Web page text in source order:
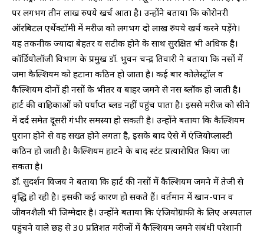
पर लगभग तीन लाख रुपये खर्च आता है। उन्होंने बताया कि कोरोनरी
ऑरबिटल एर्थेक्टॉमी में मरीज को लगभग दो लाख रुपये खर्च करने पड़ेंगे।
यह तकनीक ज्यादा बेहतर व सटीक होने के साथ सुरक्षित भी अधिक है।
कॉर्डियोलॉजी विभाग के प्रमुख डॉ. भुवन चन्द्र तिवारी ने बताया कि नसों में
जमा कैल्शियम को हटाना कठिन हो जाता है। कई बार कोलेस्ट्रॉल व
कैल्शियम दोनों ही नसों के भीतर व बाहर जमने से नस ब्लॉक हो जाती है।
हार्ट की वाहिकाओं को पर्याप्त ब्लड नहीं पहुंच पाता है। इससे मरीज को सीने
में दर्द समेत दूसरी गंभीर समस्या हो सकती है। उन्होंने बताया कि कैल्शियम
पुराना होने से वह सख्त होने लगता है, इसके बाद ऐसे में एंजियोप्लास्टी
कठिन हो जाती है। कैल्शियम हाटने के बाद स्टंट प्रत्यारोपित किया जा
सकता है।
डॉ. सुदर्शन विजय ने बताया कि हार्ट की नसों में कैल्शियम जमने में तेजी से
वृद्धि हो रही है। इसकी कई कारण हो सकते हैं। वर्तमान में खान-पान व
जीवनशैली भी जिम्मेदार है। उन्होंने बताया कि एंजियोग्राफी के लिए अस्पताल
पहुंचने वाले छह से 30 प्रतिशत मरीजों में कैल्शियम जमने संबंधी परेशानी